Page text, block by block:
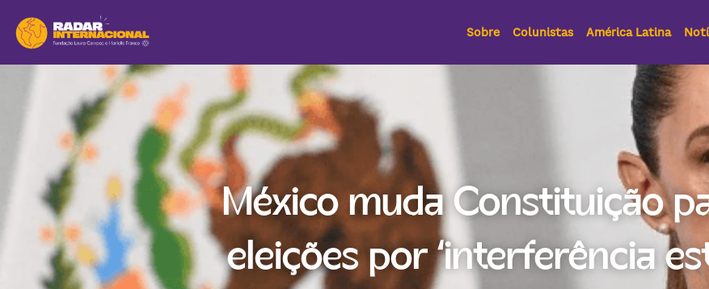
Sobre Colunistas América Latina
México muda Constituição
eleições por ‘interferência